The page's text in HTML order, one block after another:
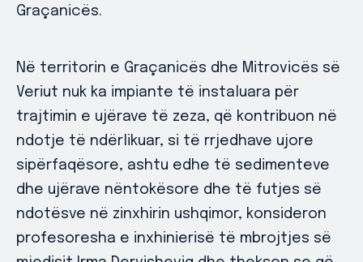
Graçanicës.
Në territorin e Graçanicës dhe Mitrovicës së
Veriut nuk ka impiante të instaluara për
trajtimin e ujërave të zeza, që kontribuon në
ndotje të ndërlikuar, si të rrjedhave ujore
sipërfaqësore, ashtu edhe të sedimenteve
dhe ujërave nëntokësore dhe të futjes së
ndotësve në zinxhirin ushqimor, konsideron
profesoresha e inxhinierisë të mbrojtjes së